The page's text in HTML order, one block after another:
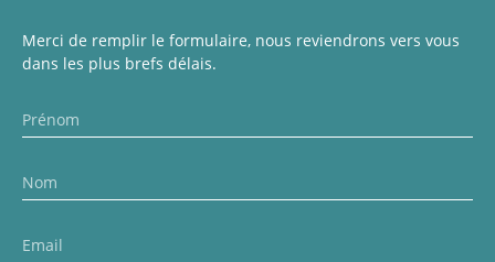
Merci de remplir le formulaire, nous reviendrons vers vous
dans les plus brefs délais.
Prénom
Nom
Email